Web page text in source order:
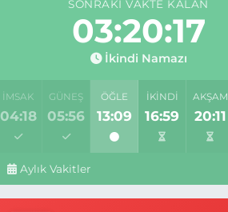
SONRAKI VAKTE KALAN
03:20:17
İkindi Namazı
İMSAK
04:18
GÜNEŞ
05:56
ÖĞLE
13:09
İKINDI
16:59
AKŞAM
20:11
Aylık Vakitler